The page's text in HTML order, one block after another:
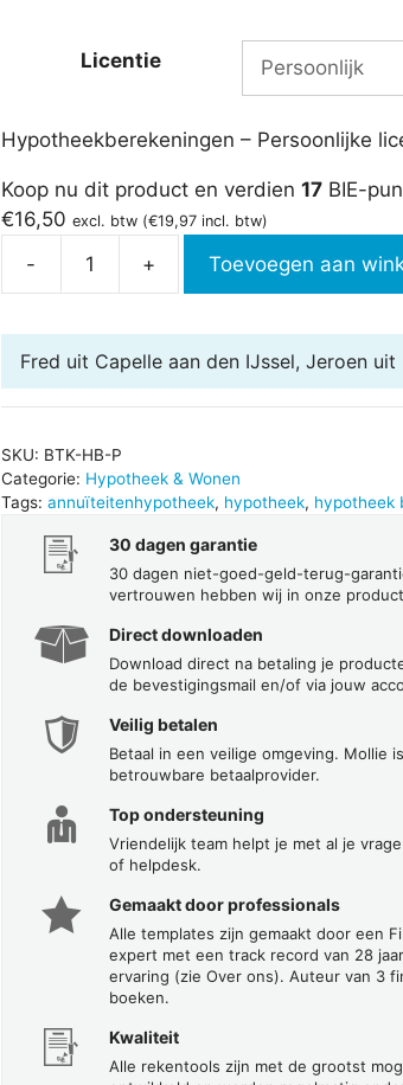
Licentie
Hypotheekberekeningen – Persoonlijke
Koop nu dit product en verdien 17BIE-
€16,50 excl. btw (€19,97incl. btw)
-
Hypotheek
2026
aantal
+ Toevoegen aan
Fred uit Capelle aan den IJssel, Jeroen
SKU: BTK-HB-P
Categorie: Hypotheek & Wonen
Tags: annuïteitenhypotheek, hypotheek, hypotheek
30 dagen garantie
30 dagen niet-goed-geld-terug-
vertrouwen hebben wij in onze
Direct downloaden
Download direct na betaling je
de bevestigingsmail en/of via jouw
Veilig betalen
Betaal in een veilige omgeving. Mollie
betrouwbare betaalprovider.
Top ondersteuning
Vriendelijk team helpt je met al je
of helpdesk.
Gemaakt door professionals
Alle templates zijn gemaakt door een
expert met een track record van 28
ervaring (zie Over ons). Auteur van 3
boeken.
Kwaliteit
Alle rekentools zijn met de grootst